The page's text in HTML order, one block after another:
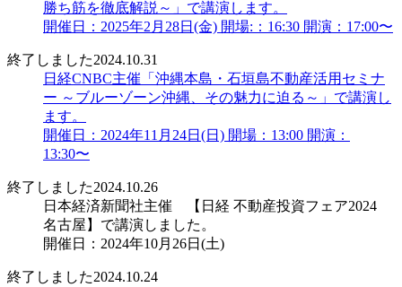
勝ち筋を徹底解説～」で講演します。
開催日：2025年2月28日(金) 開場:：16:30 開演：17:00〜
終了しました2024.10.31
日経CNBC主催「沖縄本島・石垣島不動産活用セミナ
ー ～ブルーゾーン沖縄、その魅力に迫る～」で講演し
ます。
開催日：2024年11月24日(日) 開場：13:00 開演：
13:30〜
終了しました2024.10.26
日本経済新聞社主催 【日経 不動産投資フェア2024
名古屋】で講演しました。
開催日：2024年10月26日(土)
終了しました2024.10.24